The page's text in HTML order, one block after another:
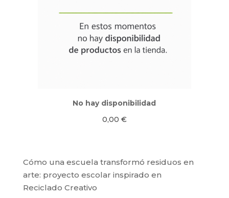
No hay disponibilidad
0,00 €
Cómo una escuela transformó residuos en
arte: proyecto escolar inspirado en
Reciclado Creativo